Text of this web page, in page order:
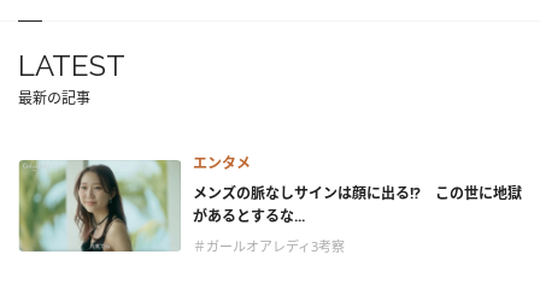
LATEST
最新の記事
エンタメ
メンズの脈なしサインは顔に出る!? この世に地獄
があるとするな...
＃ガールオアレディ3考察